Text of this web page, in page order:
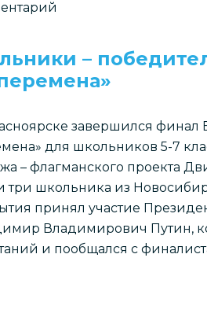
–
завершился финал
для школьников 5-7
– флагманского проекта
три школьника из
принял участие
Владимирович Путин,
и пообщался с